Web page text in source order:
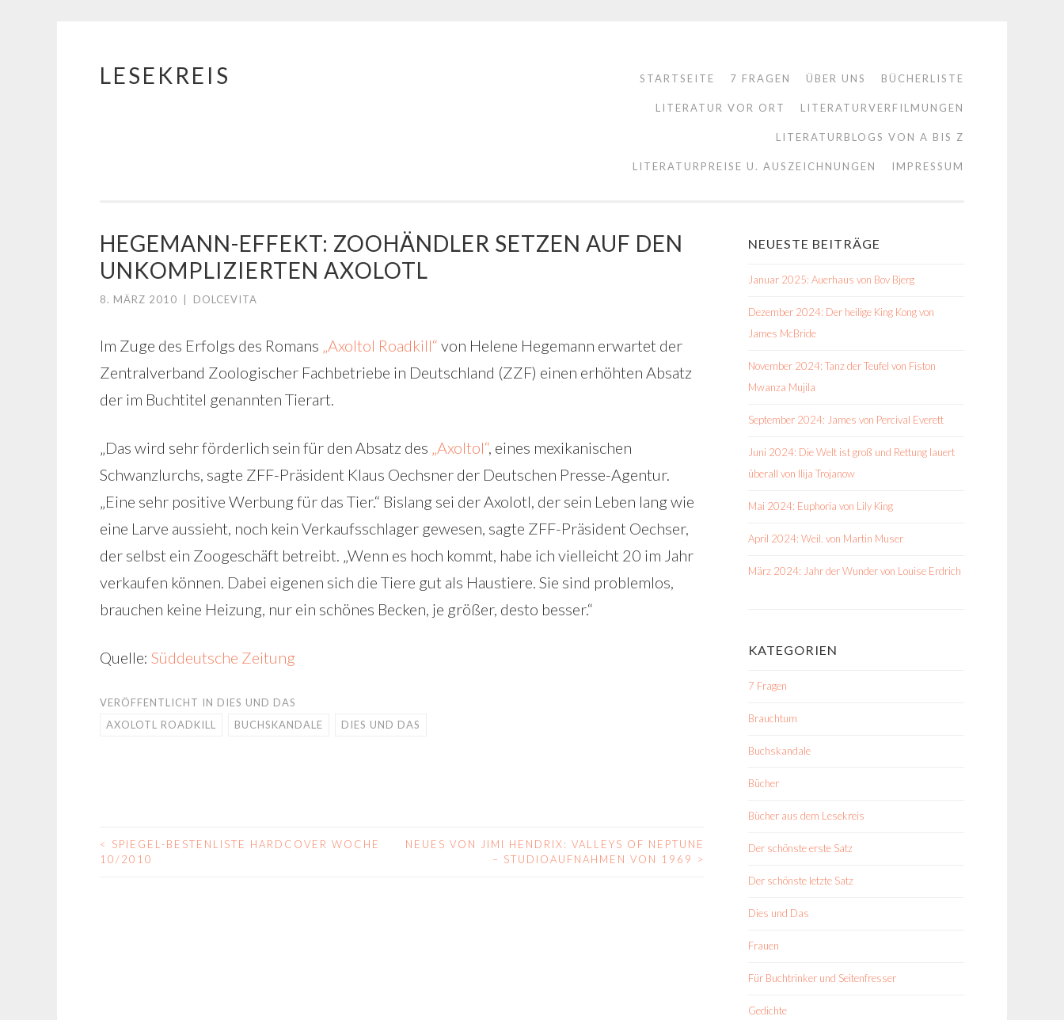
Springe
LESEKREIS STARTSEITE 7 FRAGEN ÜBER UNS BÜCHERLISTE
LITERATUR VOR ORT LITERATURVERFILMUNGEN
LITERATURBLOGS VON A BIS Z
LITERATURPREISE U. AUSZEICHNUNGEN IMPRESSUM
HEGEMANN-EFFEKT: ZOOHÄNDLER SETZEN AUF DEN
UNKOMPLIZIERTEN AXOLOTL
8. MÄRZ 2010 DOLCEVITA
Im Zuge des Erfolgs des Romans „Axoltol Roadkill“ von Helene Hegemann erwartet der
Zentralverband Zoologischer Fachbetriebe in Deutschland (ZZF) einen erhöhten Absatz
der im Buchtitel genannten Tierart.
„Das wird sehr förderlich sein für den Absatz des „Axoltol“, eines mexikanischen
Schwanzlurchs, sagte ZFF-Präsident Klaus Oechsner der Deutschen Presse-Agentur.
„Eine sehr positive Werbung für das Tier.“ Bislang sei der Axolotl, der sein Leben lang wie
eine Larve aussieht, noch kein Verkaufsschlager gewesen, sagte ZFF-Präsident Oechser,
der selbst ein Zoogeschäft betreibt. „Wenn es hoch kommt, habe ich vielleicht 20 im Jahr
verkaufen können. Dabei eigenen sich die Tiere gut als Haustiere. Sie sind problemlos,
brauchen keine Heizung, nur ein schönes Becken, je größer, desto besser.“
Quelle: Süddeutsche Zeitung
VERÖFFENTLICHT IN DIES UND DAS
AXOLOTL ROADKILL
BUCHSKANDALE DIES UND DAS
BEITRAGS-
<
SPIEGEL-BESTENLISTE HARDCOVER WOCHE
10/2010
NEUES VON JIMI HENDRIX: VALLEYS OF NEPTUNE
– STUDIOAUFNAHMEN VON 1969 >
NEUESTE BEITRÄGE
Januar 2025: Auerhaus von Bov Bjerg
Dezember 2024: Der heilige King Kong von
James McBride
November 2024: Tanz der Teufel von Fiston
Mwanza Mujila
September 2024: James von Percival Everett
Juni 2024: Die Welt ist groß und Rettung lauert
überall von Ilija Trojanow
Mai 2024: Euphoria von Lily King
April 2024: Weil. von Martin Muser
März 2024: Jahr der Wunder von Louise Erdrich
KATEGORIEN
7 Fragen
Brauchtum
Buchskandale
Bücher
Bücher aus dem Lesekreis
Der schönste erste Satz
Der schönste letzte Satz
Dies und Das
Frauen
Für Buchtrinker und Seitenfresser
Gedichte